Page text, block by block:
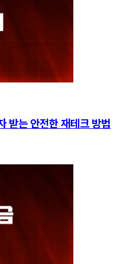
받는 안전한 재테크 방법